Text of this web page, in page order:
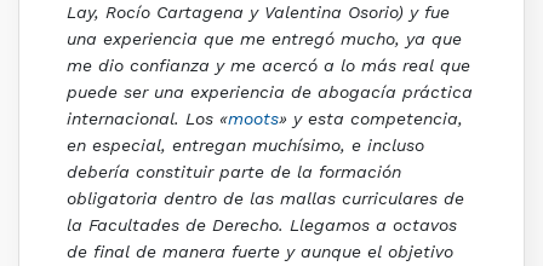
Lay, Rocío Cartagena y Valentina Osorio) y fue
una experiencia que me entregó mucho, ya que
me dio confianza y me acercó a lo más real que
puede ser una experiencia de abogacía práctica
internacional. Los «moots» y esta competencia,
en especial, entregan muchísimo, e incluso
debería constituir parte de la formación
obligatoria dentro de las mallas curriculares de
la Facultades de Derecho. Llegamos a octavos
de final de manera fuerte y aunque el objetivo